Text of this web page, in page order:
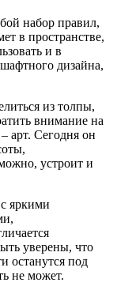
набор правил,
в пространстве,
и в
дизайна,
из толпы,
внимание на
арт. Сегодня он
устроит и
яркими
уверены, что
останутся под
не может.